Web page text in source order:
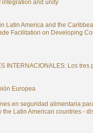
integration and unity
Latin America and the
Facilitation on Developing
INTERNACIONALES: Los
Europea
en seguridad alimentaria
Latin American countries -